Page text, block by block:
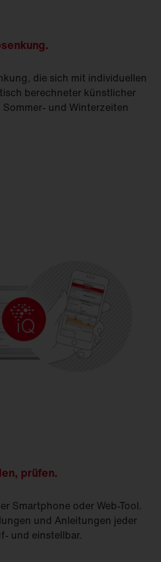
.
die sich mit individuellen
berechneter künstlicher
und Winterzeiten
prüfen.
Smartphone oder Web-Tool.
und Anleitungen jeder
und einstellbar.